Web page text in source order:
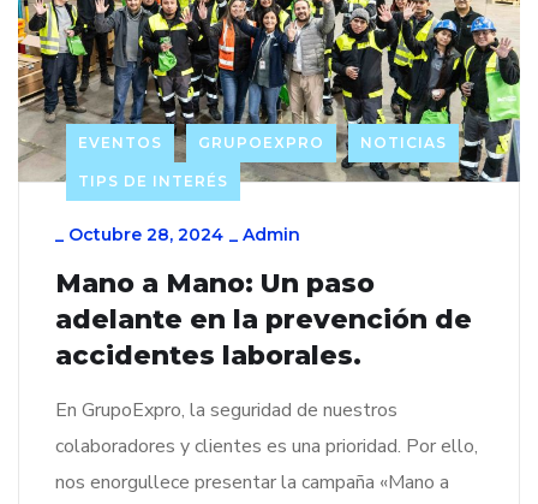
EVENTOS GRUPOEXPRO NOTICIAS
TIPS DE INTERÉS
_ Octubre 28, 2024 _ Admin
Mano a Mano: Un paso
adelante en la prevención de
accidentes laborales.
En GrupoExpro, la seguridad de nuestros
colaboradores y clientes es una prioridad. Por ello,
nos enorgullece presentar la campaña «Mano a